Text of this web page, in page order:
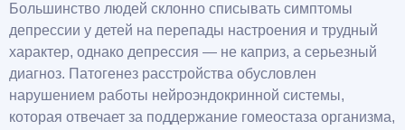
Большинство людей склонно списывать симптомы
депрессии у детей на перепады настроения и трудный
характер, однако депрессия — не каприз, а серьезный
диагноз. Патогенез расстройства обусловлен
нарушением работы нейроэндокринной системы,
которая отвечает за поддержание гомеостаза организма,